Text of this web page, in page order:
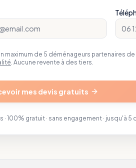
de 5 déménageurs partenaires
. Aucune revente à des tiers.
mes devis gratuits
100% gratuit · sans engagement · jusqu'à 5